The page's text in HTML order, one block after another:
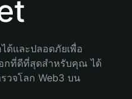
ด้และปลอดภัยเพื่อ
กที่ดีที่สุดสำหรับคุณ ได้
วจโลก Web3 บน